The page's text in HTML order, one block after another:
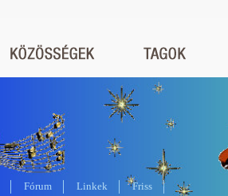
Fórum Linkek Friss